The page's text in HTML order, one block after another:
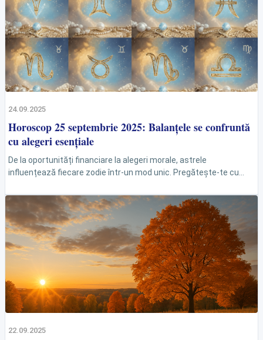
24.09.2025
Horoscop 25 septembrie 2025: Balanțele se confruntă
cu alegeri esențiale
De la oportunități financiare la alegeri morale, astrele
influențează fiecare zodie într-un mod unic. Pregătește-te cu
22.09.2025